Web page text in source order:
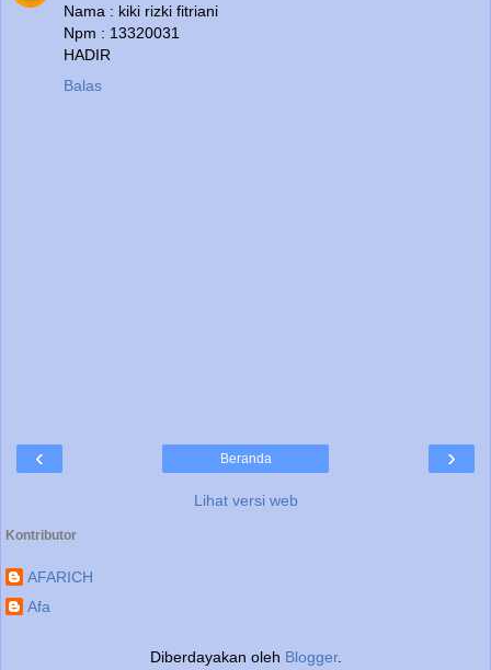
Nama : kiki rizki fitriani
Npm : 13320031
HADIR
Balas
‹ ›
Beranda
Lihat versi web
Kontributor
AFARICH
Afa
Diberdayakan oleh Blogger.